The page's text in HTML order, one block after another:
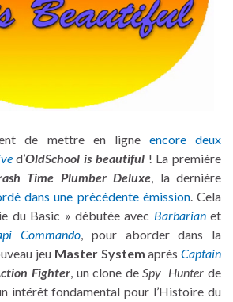
de mettre en ligne encore deux
d’OldSchool is beautiful! La première
Time Plumber Deluxe, la dernière
dans une précédente émission. Cela
du Basic » débutée avec Barbarianet
Commando, pour aborder dans la
jeu Master System après Captain
Fighter, un clone deSpy Hunter de
intérêt fondamental pour l’Histoire du